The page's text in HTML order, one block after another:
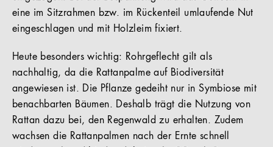
eine im Sitzrahmen bzw. im Rückenteil umlaufende Nut
eingeschlagen und mit Holzleim fixiert.
Heute besonders wichtig: Rohrgeflecht gilt als
nachhaltig, da die Rattanpalme auf Biodiversität
angewiesen ist. Die Pflanze gedeiht nur in Symbiose mit
benachbarten Bäumen. Deshalb trägt die Nutzung von
Rattan dazu bei, den Regenwald zu erhalten. Zudem
wachsen die Rattanpalmen nach der Ernte schnell